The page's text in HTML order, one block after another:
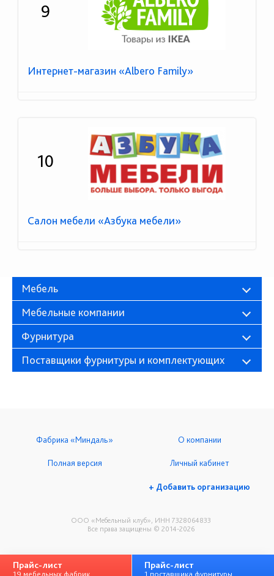
9
Интернет-магазин «Albero Family»
10
Салон мебели «Азбука мебели»
Мебель
Мебельные компании
Фурнитура
Поставщики фурнитуры и комплектующих
ООО «Мебельный клуб», ИНН 7328064833
Все права защищены © 2014-2026
Фабрика «Миндаль» О компании
Полная версия Личный кабинет
+ Добавить организацию
Прайс-лист
19 мебельных фабрик
Прайс-лист
1 поставщика фурнитуры